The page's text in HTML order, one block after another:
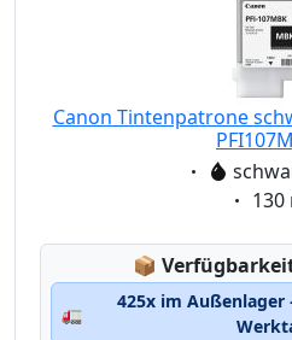
Canon Tintenpatrone
130
📦 Lagerstatus:
🚛
425x im Außenlager